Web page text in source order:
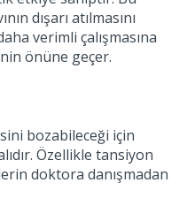
dışarı atılmasını
verimli çalışmasına
önüne geçer.
bozabileceği için
Özellikle tansiyon
doktora danışmadan